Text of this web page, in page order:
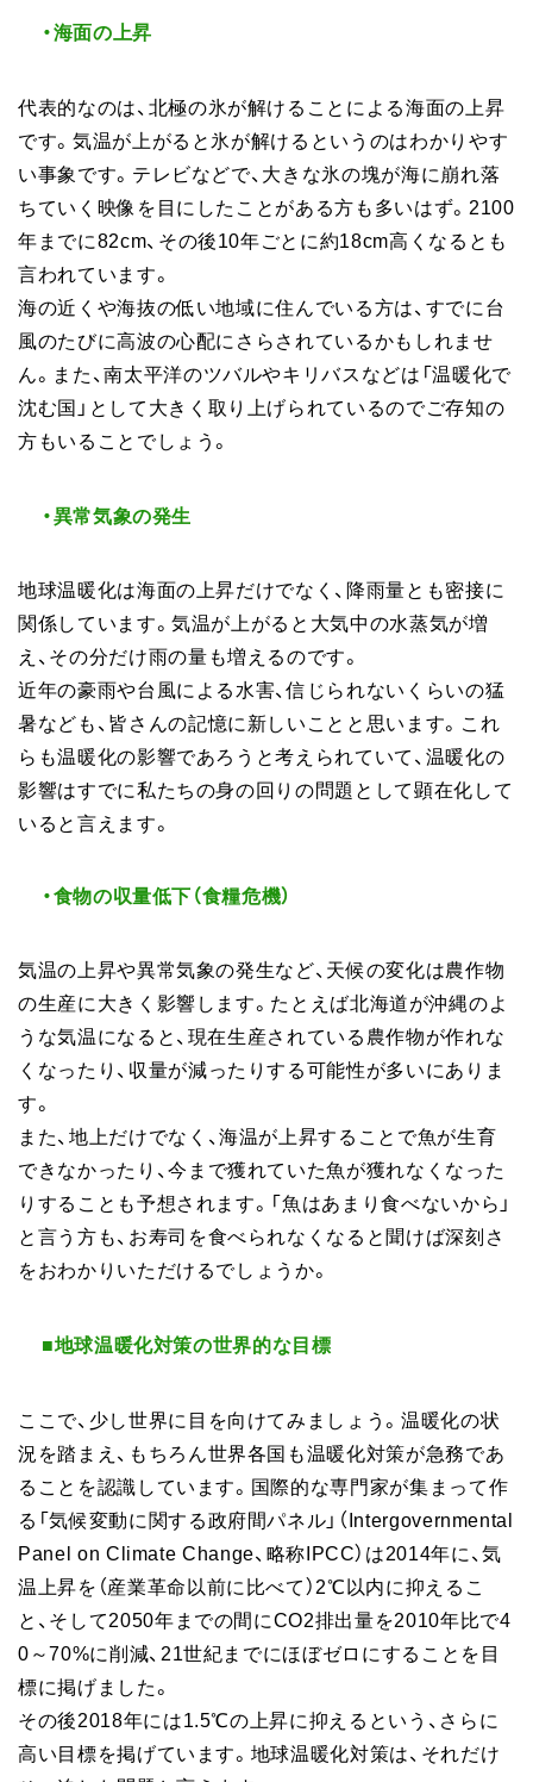
・海面の上昇
代表的なのは、北極の氷が解けることによる海面の上昇
です。気温が上がると氷が解けるというのはわかりやす
い事象です。テレビなどで、大きな氷の塊が海に崩れ落
ちていく映像を目にしたことがある方も多いはず。2100
年までに82cm、その後10年ごとに約18cm高くなるとも
言われています。
海の近くや海抜の低い地域に住んでいる方は、すでに台
風のたびに高波の心配にさらされているかもしれませ
ん。また、南太平洋のツバルやキリバスなどは「温暖化で
沈む国」として大きく取り上げられているのでご存知の
方もいることでしょう。
・異常気象の発生
地球温暖化は海面の上昇だけでなく、降雨量とも密接に
関係しています。気温が上がると大気中の水蒸気が増
え、その分だけ雨の量も増えるのです。
近年の豪雨や台風による水害、信じられないくらいの猛
暑なども、皆さんの記憶に新しいことと思います。これ
らも温暖化の影響であろうと考えられていて、温暖化の
影響はすでに私たちの身の回りの問題として顕在化して
いると言えます。
・食物の収量低下（食糧危機）
気温の上昇や異常気象の発生など、天候の変化は農作物
の生産に大きく影響します。たとえば北海道が沖縄のよ
うな気温になると、現在生産されている農作物が作れな
くなったり、収量が減ったりする可能性が多いにありま
す。
また、地上だけでなく、海温が上昇することで魚が生育
できなかったり、今まで獲れていた魚が獲れなくなった
りすることも予想されます。「魚はあまり食べないから」
と言う方も、お寿司を食べられなくなると聞けば深刻さ
をおわかりいただけるでしょうか。
■地球温暖化対策の世界的な目標
ここで、少し世界に目を向けてみましょう。温暖化の状
況を踏まえ、もちろん世界各国も温暖化対策が急務であ
ることを認識しています。国際的な専門家が集まって作
る「気候変動に関する政府間パネル」（Intergovernmental
Panel on Climate Change、略称IPCC）は2014年に、気
温上昇を（産業革命以前に比べて）2℃以内に抑えるこ
と、そして2050年までの間にCO2排出量を2010年比で4
0～70%に削減、21世紀までにほぼゼロにすることを目
標に掲げました。
その後2018年には1.5℃の上昇に抑えるという、さらに
高い目標を掲げています。地球温暖化対策は、それだけ